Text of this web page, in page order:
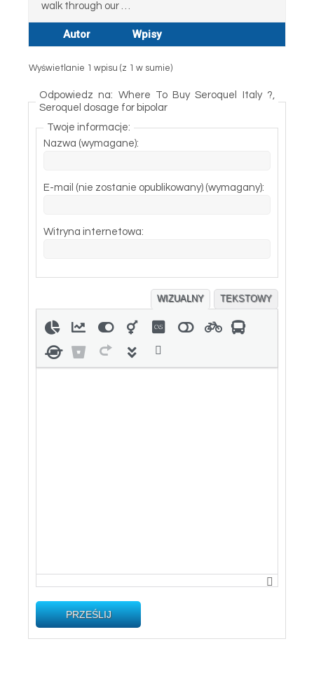
walk through our …
Autor Wpisy
Wyświetlanie 1 wpisu (z 1 w sumie)
Odpowiedz na: Where To Buy Seroquel Italy ?,
Seroquel dosage for bipolar
Twoje informacje:
Nazwa (wymagane):
E-mail (nie zostanie opublikowany) (wymagany):
Witryna internetowa:
WIZUALNY TEKSTOWY
PRZEŚLIJ